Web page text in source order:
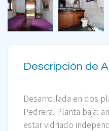
Descripción de
Desarrollada en dos
Pedrera. Planta baja:
estar vidriado